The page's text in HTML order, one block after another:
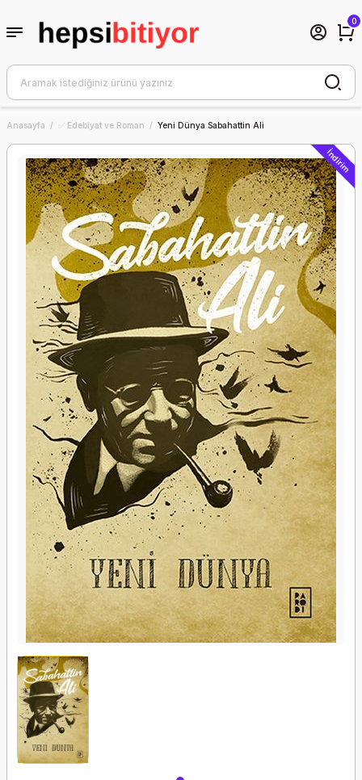
0
Anasayfa ✅ Edebiyat ve Roman Yeni Dünya Sabahattin Ali
İndirim